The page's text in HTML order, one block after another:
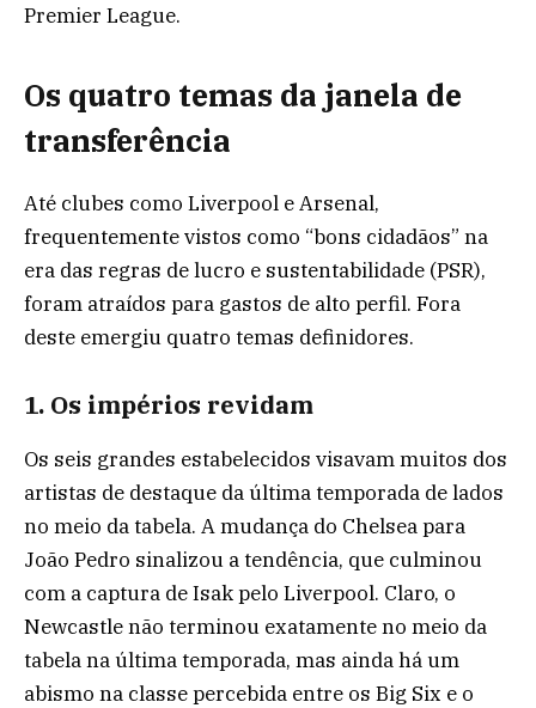
Premier League.
Os quatro temas da janela de
transferência
Até clubes como Liverpool e Arsenal,
frequentemente vistos como “bons cidadãos” na
era das regras de lucro e sustentabilidade (PSR),
foram atraídos para gastos de alto perfil. Fora
deste emergiu quatro temas definidores.
1. Os impérios revidam
Os seis grandes estabelecidos visavam muitos dos
artistas de destaque da última temporada de lados
no meio da tabela. A mudança do Chelsea para
João Pedro sinalizou a tendência, que culminou
com a captura de Isak pelo Liverpool. Claro, o
Newcastle não terminou exatamente no meio da
tabela na última temporada, mas ainda há um
abismo na classe percebida entre os Big Six e o